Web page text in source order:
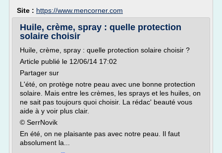
Site : https://www.mencorner.com
Huile, crème, spray : quelle protection
solaire choisir
Huile, crème, spray : quelle protection solaire choisir ?
Article publié le 12/06/14 17:02
Partager sur
L'été, on protège notre peau avec une bonne protection
solaire. Mais entre les crèmes, les sprays et les huiles, on
ne sait pas toujours quoi choisir. La rédac' beauté vous
aide à y voir plus clair.
© SerrNovik
En été, on ne plaisante pas avec notre peau. Il faut
absolument la...